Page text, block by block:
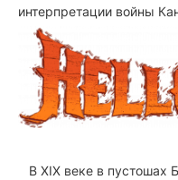
интерпретации войны
В XIX веке в пустошах